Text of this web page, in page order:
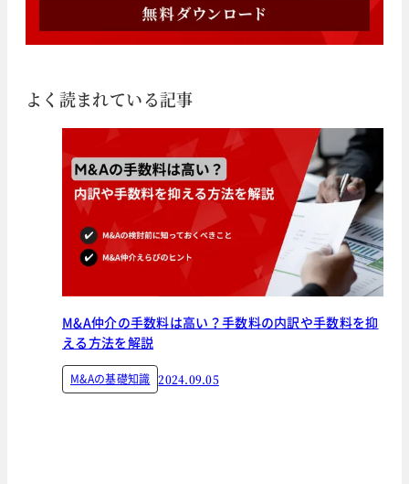
よく読まれている記事
M&A仲介の手数料は高い？手数料の内訳や手数料を抑
える方法を解説
M&Aの基礎知識 2024.09.05